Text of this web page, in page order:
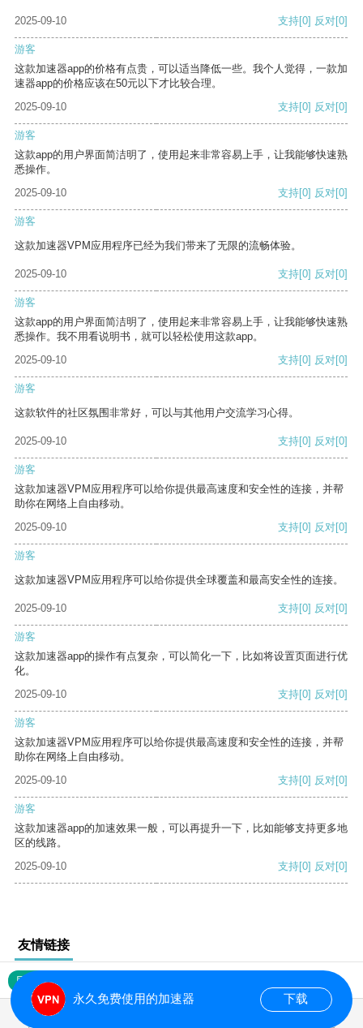
2025-09-10 支持[0] 反对[0]
游客
这款加速器app的价格有点贵，可以适当降低一些。我个人觉得，一款加
速器app的价格应该在50元以下才比较合理。
2025-09-10
支持[0] 反对[0]
游客
这款app的用户界面简洁明了，使用起来非常容易上手，让我能够快速熟
悉操作。
2025-09-10
支持[0] 反对[0]
游客
这款加速器VPM应用程序已经为我们带来了无限的流畅体验。
2025-09-10 支持[0] 反对[0]
游客
这款app的用户界面简洁明了，使用起来非常容易上手，让我能够快速熟
悉操作。我不用看说明书，就可以轻松使用这款app。
2025-09-10
支持[0] 反对[0]
游客
这款软件的社区氛围非常好，可以与其他用户交流学习心得。
2025-09-10 支持[0] 反对[0]
游客
这款加速器VPM应用程序可以给你提供最高速度和安全性的连接，并帮
助你在网络上自由移动。
2025-09-10
支持[0] 反对[0]
游客
这款加速器VPM应用程序可以给你提供全球覆盖和最高安全性的连接。
2025-09-10 支持[0] 反对[0]
游客
这款加速器app的操作有点复杂，可以简化一下，比如将设置页面进行优
化。
2025-09-10
支持[0] 反对[0]
游客
这款加速器VPM应用程序可以给你提供最高速度和安全性的连接，并帮
助你在网络上自由移动。
2025-09-10
支持[0] 反对[0]
游客
这款加速器app的加速效果一般，可以再提升一下，比如能够支持更多地
区的线路。
2025-09-10
支持[0] 反对[0]
友情链接
网站地图
永久免费使用的加速器 下载